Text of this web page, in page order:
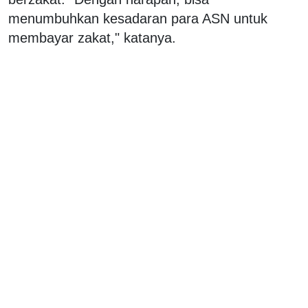
menumbuhkan kesadaran para ASN untuk
membayar zakat," katanya.